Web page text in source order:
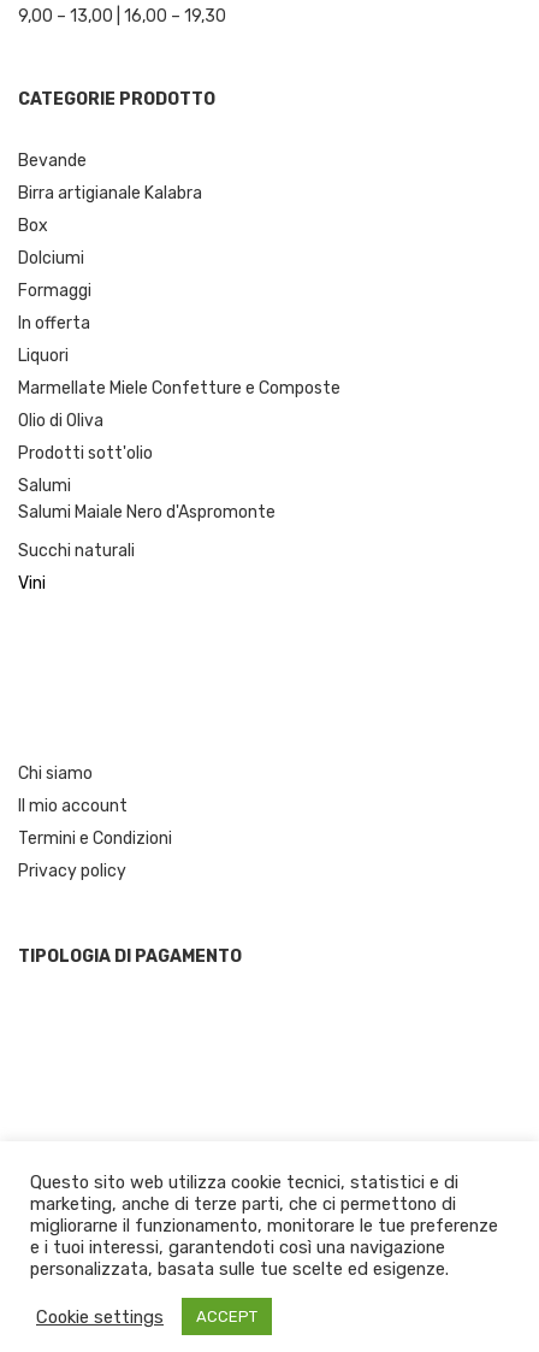
9,00 – 13,00 | 16,00 – 19,30
CATEGORIE PRODOTTO
Bevande
Birra artigianale Kalabra
Box
Dolciumi
Formaggi
In offerta
Liquori
Marmellate Miele Confetture e Composte
Olio di Oliva
Prodotti sott'olio
Salumi
Salumi Maiale Nero d'Aspromonte
Succhi naturali
Vini
Chi siamo
Il mio account
Termini e Condizioni
Privacy policy
TIPOLOGIA DI PAGAMENTO
© 2021 JustCalabria.com by Panuzzo Prodotti Tipici | Calabrian Food
- P.IVA: 02662450804. All Rigths Reserved Design by Masnada Studio
MasnadaStudio|Theme:Letoby aThemes.
Questo sito web utilizza cookie tecnici, statistici e di
marketing, anche di terze parti, che ci permettono di
migliorarne il funzionamento, monitorare le tue preferenze
e i tuoi interessi, garantendoti così una navigazione
personalizzata, basata sulle tue scelte ed esigenze.
Cookie settings ACCEPT